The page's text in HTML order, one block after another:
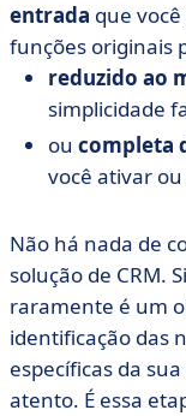
entrada que
funções originais
reduzido ao
simplicidade
ou completa
você ativar
Não há nada de
solução de CRM.
raramente é um
identificação das
específicas da
atento. É essa